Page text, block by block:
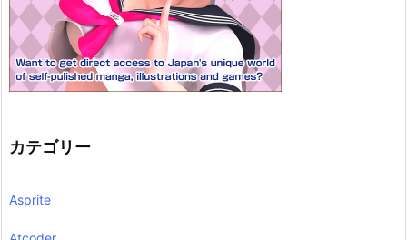
カテゴリー
Asprite